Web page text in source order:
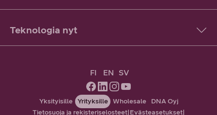
Teknologia nyt
FI EN SV
Yksityisille Yrityksille Wholesale
DNA Oyj
Tietosuoja ja rekisteriselosteet|Evästeasetukset|